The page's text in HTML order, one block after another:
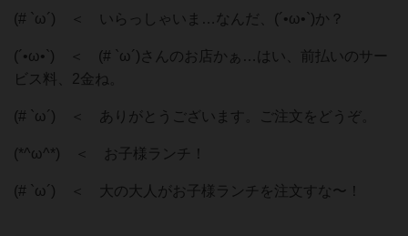
(# `ω´) ＜ いらっしゃいま…なんだ、(´•⁠ω•⁠`)か？
(´•⁠ω•⁠`) ＜ (# `ω´)さんのお店かぁ…はい、前払いのサー
ビス料、2金ね。
(# `ω´) ＜ ありがとうございます。ご注文をどうぞ。
(*^ω^*) ＜ お子様ランチ！
(# `ω´) ＜ 大の大人がお子様ランチを注文すな〜！